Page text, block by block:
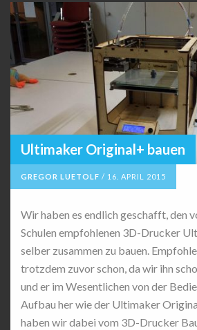
Ultimaker Original+ bauen
GREGOR LUETOLF / 16. APRIL 2015
Wir haben es endlich geschafft, den
Schulen empfohlenen 3D-Drucker
selber zusammen zu bauen.
trotzdem zuvor schon, da wir ihn
und er im Wesentlichen von der
Aufbau her wie der Ultimaker
haben wir dabei vom 3D-Drucker